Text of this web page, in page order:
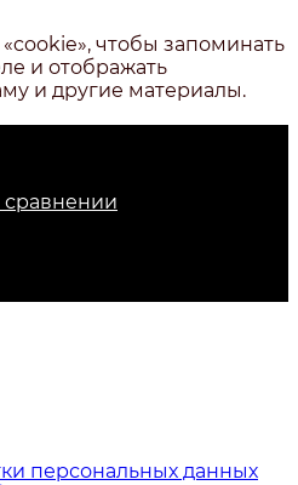
чтобы запоминать
и отображать
и другие материалы.
сравнении
персональных данных